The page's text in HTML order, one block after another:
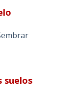
suelos